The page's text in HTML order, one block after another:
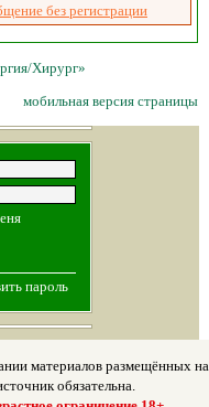
без регистрации
Хирург»
мобильная версия страницы
пароль
материалов размещённых на
обязательна.